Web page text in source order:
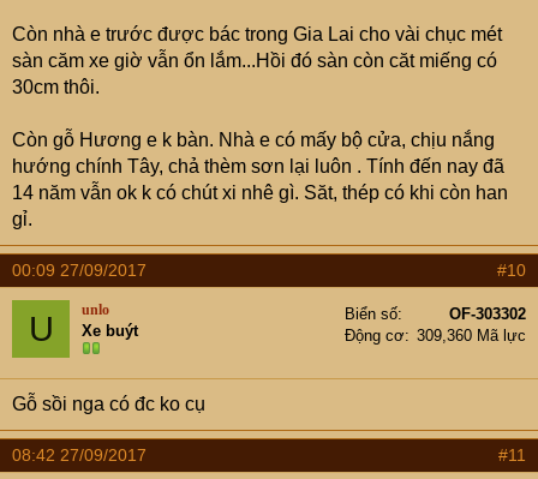
Còn nhà e trước được bác trong Gia Lai cho vài chục mét
sàn căm xe giờ vẫn ổn lắm...Hồi đó sàn còn căt miếng có
30cm thôi.
Còn gỗ Hương e k bàn. Nhà e có mấy bộ cửa, chịu nắng
hướng chính Tây, chả thèm sơn lại luôn . Tính đến nay đã
14 năm vẫn ok k có chút xi nhê gì. Săt, thép có khi còn han
gỉ.
00:09 27/09/2017 #10
U unlo
Xe buýt
Biển số
OF-303302
Động cơ
309,360 Mã lực
Gỗ sồi nga có đc ko cụ
08:42 27/09/2017 #11